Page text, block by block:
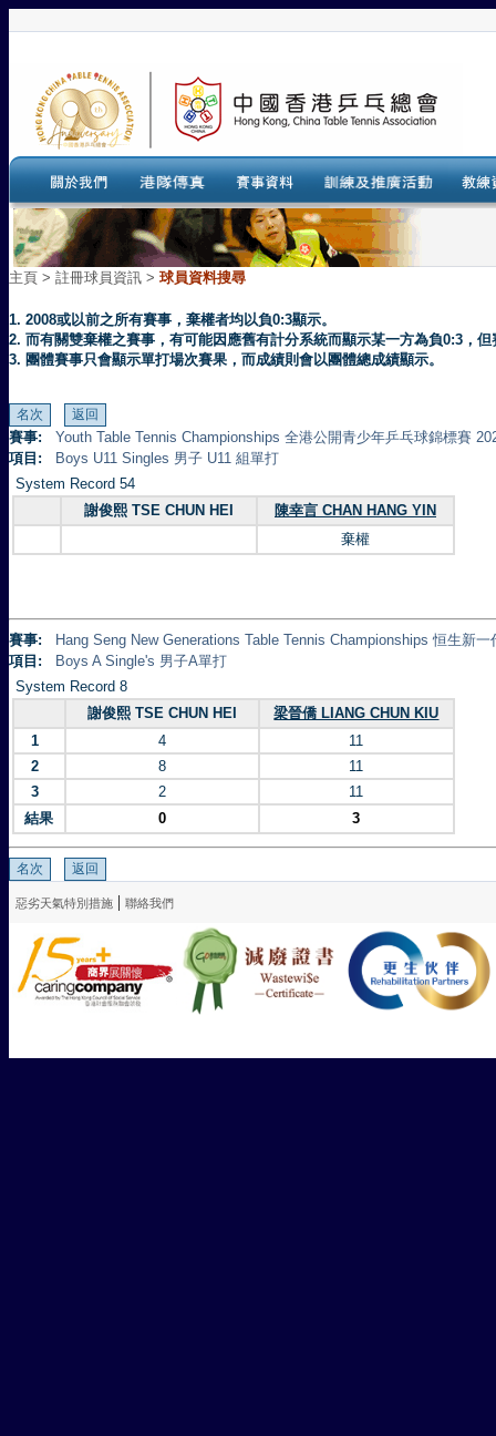
主頁 > 註冊球員資訊 > 球員資料搜尋
1. 2008或以前之所有賽事，棄權者均以負0:3顯示。
2. 而有關雙棄權之賽事，有可能因應舊有計分系統而顯示某一方為負0:3，
3. 團體賽事只會顯示單打場次賽果，而成績則會以團體總成績顯示。
賽事:
Youth Table Tennis Championships 全港公開青少年乒乓球錦標賽
項目:
Boys U11 Singles 男子 U11 組單打
System Record 54
謝俊熙 TSE CHUN HEI
陳幸言 CHAN HANG YIN
棄權
賽事:
Hang Seng New Generations Table Tennis Championships 恒生新
項目:
Boys A Single's 男子A單打
System Record 8
謝俊熙 TSE CHUN HEI
梁晉僑 LIANG CHUN KIU
1
4
11
2
8
11
3
2
11
結果
0 3